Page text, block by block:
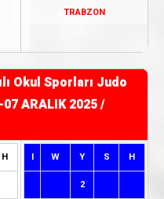
TRABZON
Okul Sporları Judo
07 ARALIK 2025 /
H I W Y S H
2